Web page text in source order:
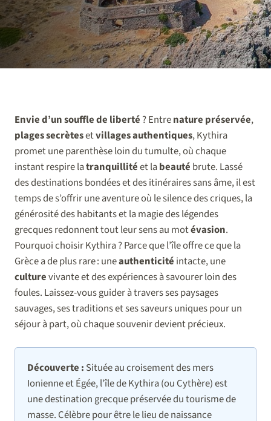
Envie d’un souffle de liberté ? Entrenature préservée,
plages secrètesetvillages authentiques, Kythira
promet une parenthèse loin du tumulte, où chaque
instant respire latranquillitéet labeauté brute. Lassé
des destinations bondées et des itinéraires sans âme, il est
temps de s’offrir une aventure où le silence des criques, la
générosité des habitants et la magie des légendes
grecques redonnent tout leur sens au motévasion.
Pourquoi choisir Kythira ? Parce que l’île offre ce que la
Grèce a de plus rare : uneauthenticité intacte, une
culturevivante et des expériences à savourer loin des
foules. Laissez-vous guider à travers ses paysages
sauvages, ses traditions et ses saveurs uniques pour un
séjour à part, où chaque souvenir devient précieux.
Découverte : Située au croisement des mers
Ionienne et Égée, l’île de Kythira (ou Cythère) est
une destination grecque préservée du tourisme de
masse. Célèbre pour être le lieu de naissance